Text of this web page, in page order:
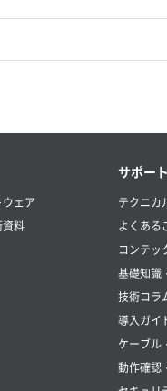
ェア
資料
サポート
テクニカ
よくある
コンテッ
基礎知識
技術コラ
導入ガイ
ケーブル
動作確認